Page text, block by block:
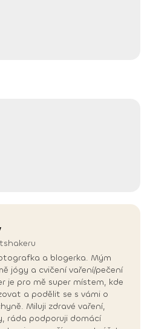
a blogerka. Mým
jógy a cvičení vaření/pečení
je pro mě super místem, kde
a podělit se s vámi o
Miluji zdravé vaření,
ráda podporuji domácí